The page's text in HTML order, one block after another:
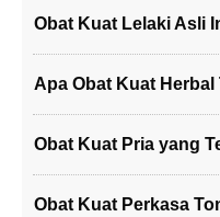
Obat Kuat Lelaki Asli
Apa Obat Kuat Herbal
Obat Kuat Pria yang
Obat Kuat Perkasa